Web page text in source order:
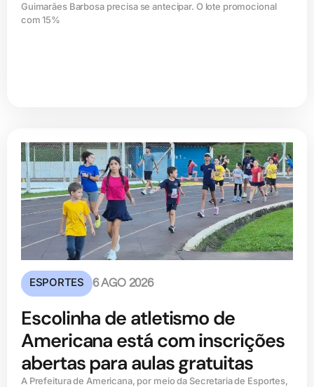
Guimarães Barbosa precisa se antecipar. O lote promocional
com 15%
ESPORTES 6 AGO 2026
Escolinha de atletismo de
Americana está com inscrições
abertas para aulas gratuitas
A Prefeitura de Americana, por meio da Secretaria de Esportes,